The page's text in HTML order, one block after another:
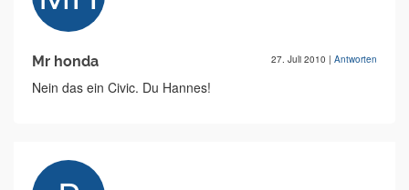
Mr honda 27. Juli 2010 | Antworten
Nein das ein Civic. Du Hannes!